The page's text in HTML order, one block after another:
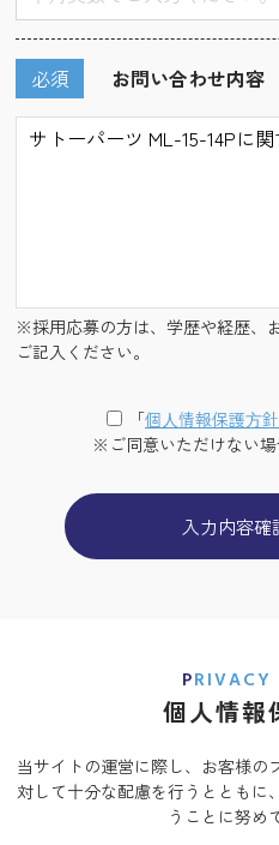
お問い合わせ内容
必須
※採用応募の方は、学歴や経歴、
ご記入ください。
「個⼈情報保護⽅針
※ご同意いただけない場
個人情報
当サイトの運営に際し、お客様の
対して十分な配慮を行うとともに、
うことに努め